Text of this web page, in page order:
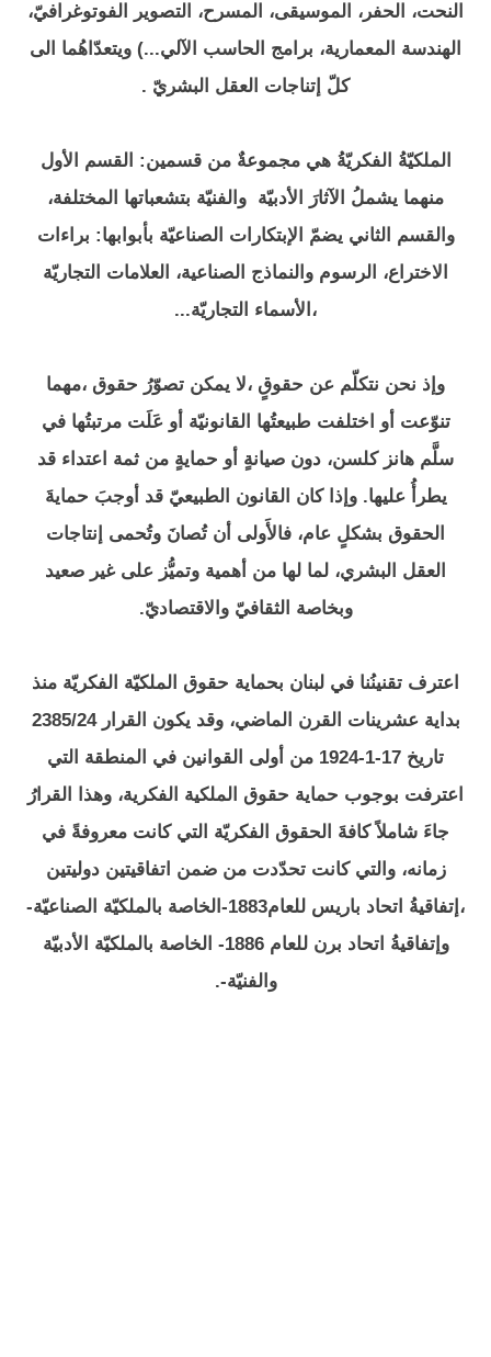
النحت، الحفر، الموسيقى، المسرح، التصوير الفوتوغرافيّ،
الهندسة المعمارية، برامج الحاسب الآلي...) ويتعدّاهُما الى
كلّ إتناجات العقل البشريّ .
الملكيّةُ الفكريّةُ هي مجموعةٌ من قسمين: القسم الأول
منهما يشملُ الآثارَ الأدبيّة والفنيّة بتشعباتها المختلفة،
والقسم الثاني يضمّ الإبتكارات الصناعيّة بأبوابها: براءات
الاختراع، الرسوم والنماذج الصناعية، العلامات التجاريّة
،الأسماء التجاريّة...
وإذ نحن نتكلّم عن حقوقٍ ،لا يمكن تصوّرُ حقوق ،مهما
تنوّعت أو اختلفت طبيعتُها القانونيّة أو عَلَت مرتبتُها في
سلَّم هانز كلسن، دون صيانةٍ أو حمايةٍ من ثمة اعتداء قد
يطرأُ عليها. وإذا كان القانون الطبيعيّ قد أوجبَ حمايةَ
الحقوق بشكلٍ عام، فالأَولى أن تُصانَ وتُحمى إنتاجات
العقل البشري، لما لها من أهمية وتميُّز على غير صعيد
وبخاصة الثقافيّ والاقتصاديّ.
اعترف تقنينُنا في لبنان بحماية حقوق الملكيّة الفكريّة منذ
بداية عشرينات القرن الماضي، وقد يكون القرار 2385/24
تاريخ 17-1-1924 من أولى القوانين في المنطقة التي
اعترفت بوجوب حماية حقوق الملكية الفكرية، وهذا القرارُ
جاءَ شاملاً كافةَ الحقوق الفكريّة التي كانت معروفةً في
زمانه، والتي كانت تحدّدت من ضمن اتفاقيتين دوليتين
،إتفاقيةُ اتحاد باريس للعام1883-الخاصة بالملكيّة الصناعيّة-
وإتفاقيةُ اتحاد برن للعام 1886- الخاصة بالملكيّة الأدبيّة
والفنيّة-.